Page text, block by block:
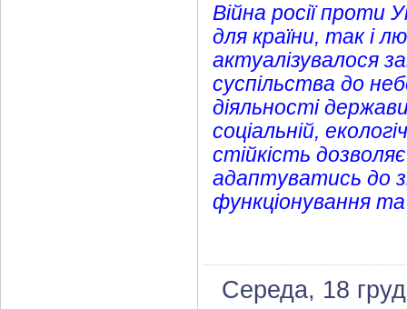
Війна росії проти
для країни, так і
актуалізувалося
суспільства до
діяльності
соціальній,
стійкість
адаптуватись до
функціонування та
Середа, 18